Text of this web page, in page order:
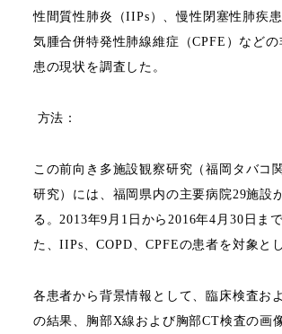
性間質性肺炎（IIPs ）、慢性閉塞性肺疾
気腫合併特発性肺線維症（CPFE ）など
患の現状を調査した。
方法：
この前向き多施設観察研究（福岡タバコ
研究）には、福岡県内の主要病院 29施設
る。 2013年9 月 1 日から 2016年4 月 30 日ま
た、IIPs 、COPD 、CPFEの患者を対象と
各患者から背景情報として、臨床検査お
の結果、胸部X線および胸部CT検査の画